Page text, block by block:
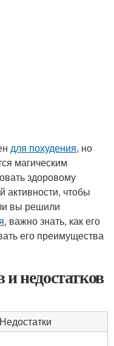
для похудения, но
магическим
здоровому
активности, чтобы
вы решили
, важно знать, как его
его преимущества
недостатков
Недостатки